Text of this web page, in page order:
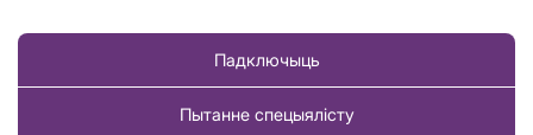
Падключыць
Пытанне спецыялісту